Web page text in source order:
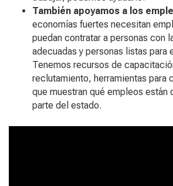
También apoyamos a los
economías fuertes necesitan
puedan contratar a personas con
adecuadas y personas listas para
Tenemos recursos de
reclutamiento, herramientas para
que muestran qué empleos están
parte del estado.